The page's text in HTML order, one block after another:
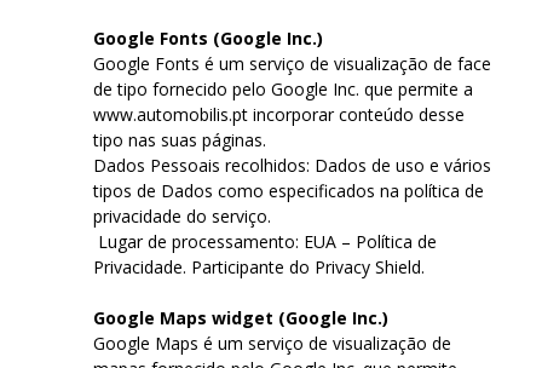
Google Fonts (Google Inc.)
Google Fonts é um serviço de visualização de face
de tipo fornecido pelo Google Inc. que permite a
www.automobilis.pt incorporar conteúdo desse
tipo nas suas páginas.
Dados Pessoais recolhidos: Dados de uso e vários
tipos de Dados como especificados na política de
privacidade do serviço.
Lugar de processamento: EUA – Política de
Privacidade. Participante do Privacy Shield.
Google Maps widget (Google Inc.)
Google Maps é um serviço de visualização de